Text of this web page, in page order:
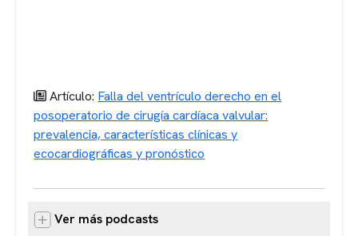
Artículo: Falla del ventrículo derecho en el
posoperatorio de cirugía cardíaca valvular:
prevalencia, características clínicas y
ecocardiográficas y pronóstico
Ver más podcasts